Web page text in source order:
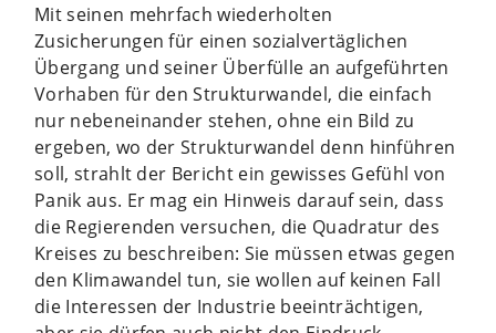
Mit seinen mehrfach wiederholten
Zusicherungen für einen sozialvertäglichen
Übergang und seiner Überfülle an aufgeführten
Vorhaben für den Strukturwandel, die einfach
nur nebeneinander stehen, ohne ein Bild zu
ergeben, wo der Strukturwandel denn hinführen
soll, strahlt der Bericht ein gewisses Gefühl von
Panik aus. Er mag ein Hinweis darauf sein, dass
die Regierenden versuchen, die Quadratur des
Kreises zu beschreiben: Sie müssen etwas gegen
den Klimawandel tun, sie wollen auf keinen Fall
die Interessen der Industrie beeinträchtigen,